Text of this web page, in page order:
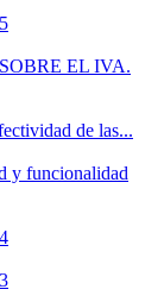
EL IVA.
de las...
y funcionalidad